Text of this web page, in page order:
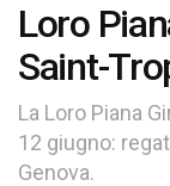
Loro
Saint-
La Loro Piana
12 giugno:
Genova.